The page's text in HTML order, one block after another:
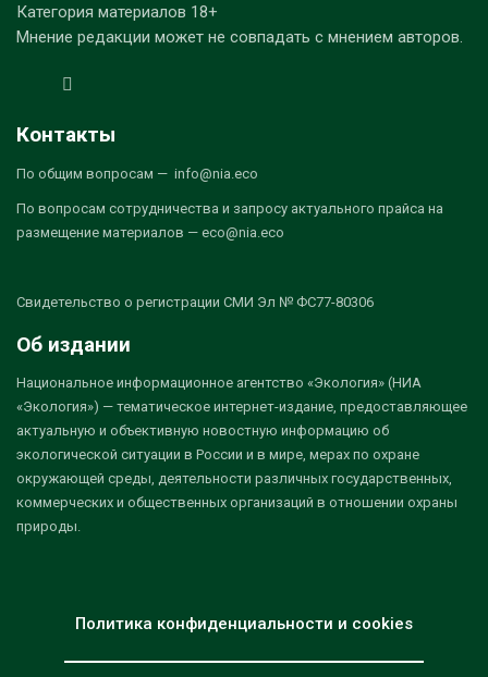
Категория материалов 18+
Мнение редакции может не совпадать с мнением авторов.
Контакты
По общим вопросам — info@nia.eco
По вопросам сотрудничества и запросу актуального прайса на
размещение материалов — eco@nia.eco
Свидетельство о регистрации СМИ Эл № ФС77-80306
Об издании
Национальное информационное агентство «Экология» (НИА
«Экология») — тематическое интернет-издание, предоставляющее
актуальную и объективную новостную информацию об
экологической ситуации в России и в мире, мерах по охране
окружающей среды, деятельности различных государственных,
коммерческих и общественных организаций в отношении охраны
природы.
Политика конфиденциальности и cookies